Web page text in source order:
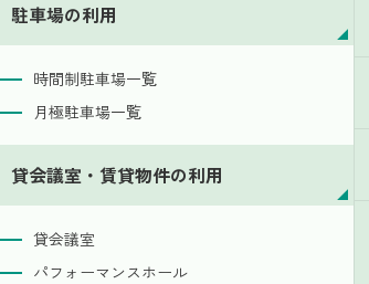
駐車場の利用
時間制駐車場一覧
月極駐車場一覧
貸会議室・賃貸物件の利用
貸会議室
パフォーマンスホール